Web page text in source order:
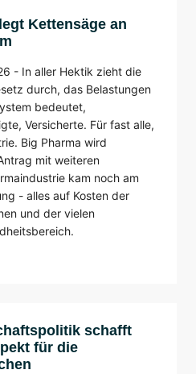
Kettensäge an
- In aller Hektik zieht die
durch, das Belastungen
bedeutet,
Versicherte. Für fast alle,
Big Pharma wird
mit weiteren
kam noch am
- alles auf Kosten der
und der vielen
schafft
für die